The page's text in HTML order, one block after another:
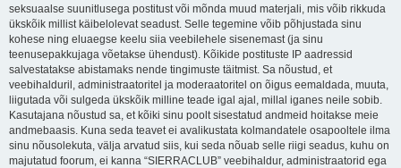
seksuaalse suunitlusega postitust või mõnda muud materjali, mis võib rikkuda
ükskõik millist käibelolevat seadust. Selle tegemine võib põhjustada sinu
kohese ning eluaegse keelu siia veebilehele sisenemast (ja sinu
teenusepakkujaga võetakse ühendust). Kõikide postituste IP aadressid
salvestatakse abistamaks nende tingimuste täitmist. Sa nõustud, et
veebihalduril, administraatoritel ja moderaatoritel on õigus eemaldada, muuta,
liigutada või sulgeda ükskõik milline teade igal ajal, millal iganes neile sobib.
Kasutajana nõustud sa, et kõiki sinu poolt sisestatud andmeid hoitakse meie
andmebaasis. Kuna seda teavet ei avalikustata kolmandatele osapooltele ilma
sinu nõusolekuta, välja arvatud siis, kui seda nõuab selle riigi seadus, kuhu on
majutatud foorum, ei kanna “SIERRACLUB” veebihaldur, administraatorid ega